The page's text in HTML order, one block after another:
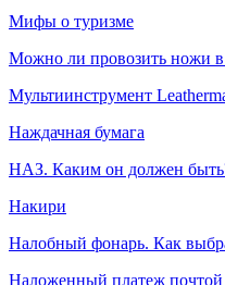
Мифы о туризме
Можно ли провозить ножи в
Мультиинструмент
Наждачная бумага
НАЗ. Каким он должен
Накири
Налобный фонарь. Как
Наложенный платеж почтой